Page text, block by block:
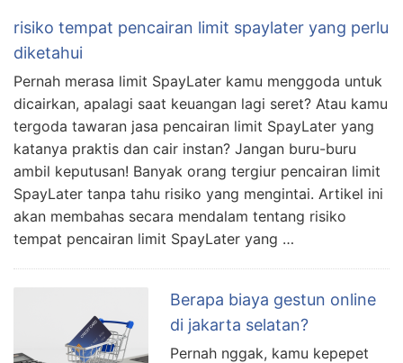
risiko tempat pencairan limit spaylater yang perlu
diketahui
Pernah merasa limit SpayLater kamu menggoda untuk
dicairkan, apalagi saat keuangan lagi seret? Atau kamu
tergoda tawaran jasa pencairan limit SpayLater yang
katanya praktis dan cair instan? Jangan buru-buru
ambil keputusan! Banyak orang tergiur pencairan limit
SpayLater tanpa tahu risiko yang mengintai. Artikel ini
akan membahas secara mendalam tentang risiko
tempat pencairan limit SpayLater yang …
Berapa biaya gestun online
di jakarta selatan?
Pernah nggak, kamu kepepet